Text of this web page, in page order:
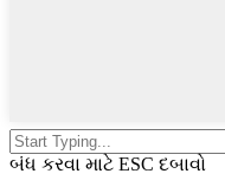
બંધ કરવા માટે ESC દબાવો